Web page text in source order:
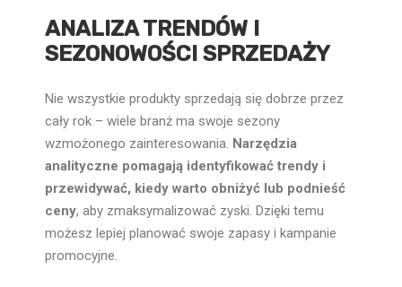
ANALIZA TRENDÓW I
SEZONOWOŚCI SPRZEDAŻY
Nie wszystkie produkty sprzedają się dobrze przez
cały rok – wiele branż ma swoje sezony
wzmożonego zainteresowania. Narzędzia
analityczne pomagają identyfikować trendy i
przewidywać, kiedy warto obniżyć lub podnieść
ceny, aby zmaksymalizować zyski. Dzięki temu
możesz lepiej planować swoje zapasy i kampanie
promocyjne.